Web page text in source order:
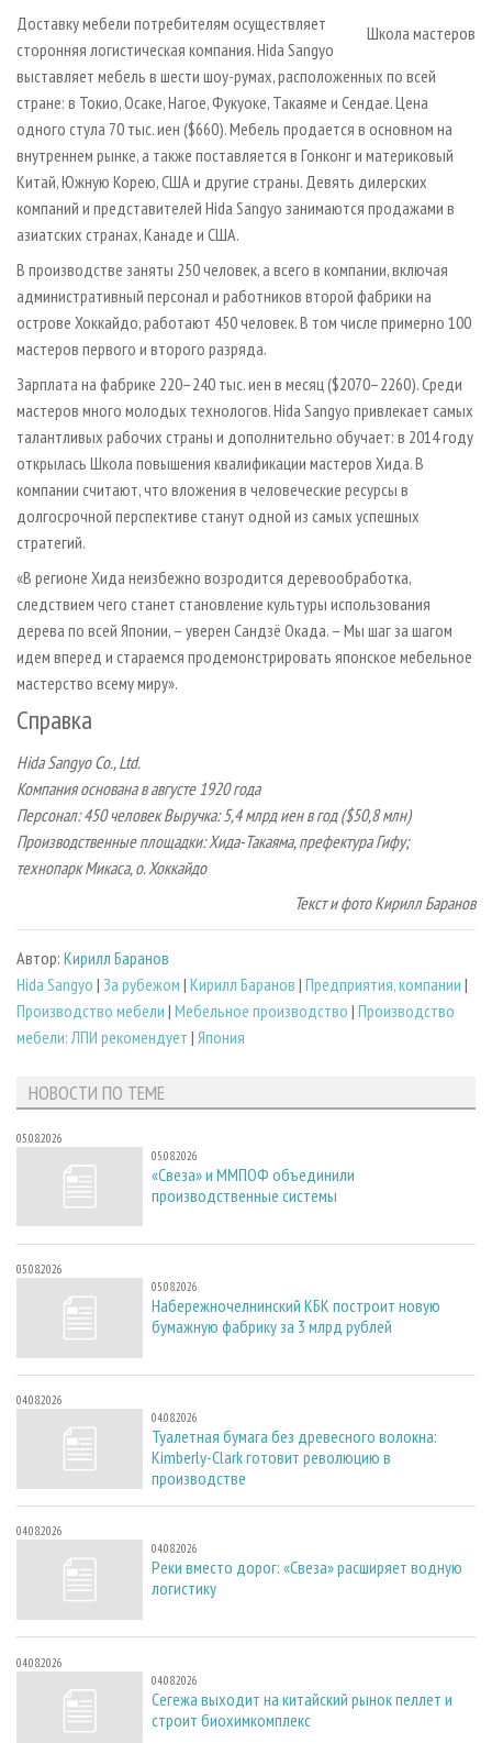
Школа мастеров
Доставку мебели потребителям осуществляет
сторонняя логистическая компания. Hida Sangyo
выставляет мебель в шести шоу-румах, расположенных по всей
стране: в Токио, Осаке, Нагое, Фукуоке, Такаяме и Сендае. Цена
одного стула 70 тыс. иен ($660). Мебель продается в основном на
внутреннем рынке, а также поставляется в Гонконг и материковый
Китай, Южную Корею, США и другие страны. Девять дилерских
компаний и представителей Hida Sangyo занимаются продажами в
азиатских странах, Канаде и США.
В производстве заняты 250 человек, а всего в компании, включая
административный персонал и работников второй фабрики на
острове Хоккайдо, работают 450 человек. В том числе примерно 100
мастеров первого и второго разряда.
Зарплата на фабрике 220–240 тыс. иен в месяц ($2070–2260). Среди
мастеров много молодых технологов. Hida Sangyo привлекает самых
талантливых рабочих страны и дополнительно обучает: в 2014 году
открылась Школа повышения квалификации мастеров Хида. В
компании считают, что вложения в человеческие ресурсы в
долгосрочной перспективе станут одной из самых успешных
стратегий.
«В регионе Хида неизбежно возродится деревообработка,
следствием чего станет становление культуры использования
дерева по всей Японии, – уверен Сандзё Окада. – Мы шаг за шагом
идем вперед и стараемся продемонстрировать японское мебельное
мастерство всему миру».
Справка
Hida Sangyo Co., Ltd.
Компания основана в августе 1920 года
Персонал: 450 человек Выручка: 5,4 млрд иен в год ($50,8 млн)
Производственные площадки: Хида-Такаяма, префектура Гифу;
технопарк Микаса, о. Хоккайдо
Текст и фото Кирилл Баранов
Автор: Кирилл Баранов
Hida Sangyo | За рубежом | Кирилл Баранов | Предприятия, компании |
Производство мебели | Мебельное производство | Производство
мебели: ЛПИ рекомендует | Япония
НОВОСТИ ПО ТЕМЕ
05.08.2026
05.08.2026
«Свеза» и ММПОФ объединили
производственные системы
05.08.2026
05.08.2026
Набережночелнинский КБК построит новую
бумажную фабрику за 3 млрд рублей
04.08.2026
04.08.2026
Туалетная бумага без древесного волокна:
Kimberly-Clark готовит революцию в
производстве
04.08.2026
04.08.2026
Реки вместо дорог: «Свеза» расширяет водную
логистику
04.08.2026
04.08.2026
Сегежа выходит на китайский рынок пеллет и
строит биохимкомплекс